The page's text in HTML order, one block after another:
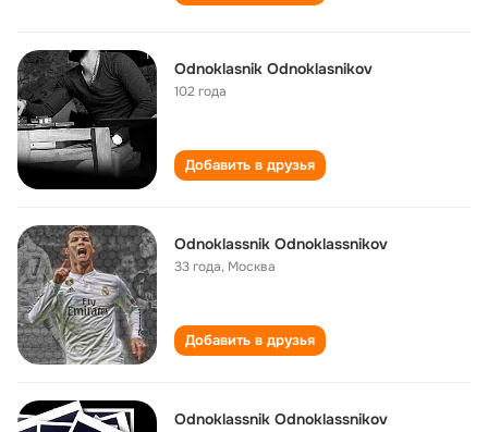
Odnoklasnik Odnoklasnikov
102 года
Добавить в друзья
Odnoklassnik Odnoklassnikov
33 года, Москва
Добавить в друзья
Odnoklassnik Odnoklassnikov